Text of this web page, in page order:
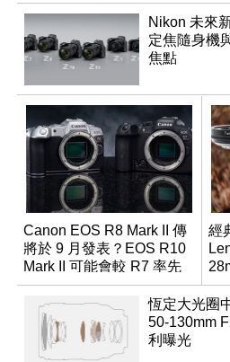
Nikon 未來
定焦隨身機
焦點
Canon EOS R8 Mark II 傳
將於 9 月發表？EOS R10
Mark II 可能會較 R7 率先
推出
經
乾
恆定大光圈
50-130mm
利曝光